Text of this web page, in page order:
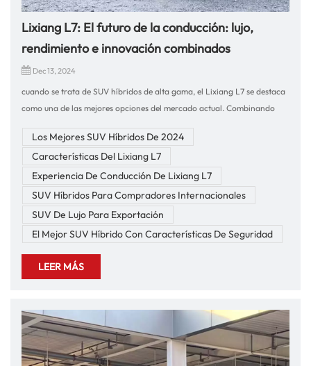
Lixiang L7: El futuro de la conducción: lujo,
rendimiento e innovación combinados
Dec 13, 2024
cuando se trata de SUV híbridos de alta gama, el Lixiang L7 se destaca
como una de las mejores opciones del mercado actual. Combinando
incomparable, este vehículo es el futuro de la conducción. En nuestra
empresa, nos especializamos en la exportación de vehículos y
autopartes de alta calidad con más de 10 años de experiencia en
comercio internacional, asegurando que brindamos las mejores
diseñado para brindar una experiencia premium. Impulsado por un
motor híbrido avanzado, el L7 ofrece un rendimiento suave pero
eficiencia de combustible. La aceleración es impresionantemente suave
y proporciona una experiencia de conducción serena pero
emocionante.Una de las características destacadas del Lixiang L7 es su
sistema de suspensión neumática adaptativa, que garantiza que la
Los Mejores SUV Híbridos De 2024
Características Del Lixiang L7
Experiencia De Conducción De Lixiang L7
SUV Híbridos Para Compradores Internacionales
SUV De Lujo Para Exportación
El Mejor SUV Híbrido Con Características De Seguridad
LEER MÁS